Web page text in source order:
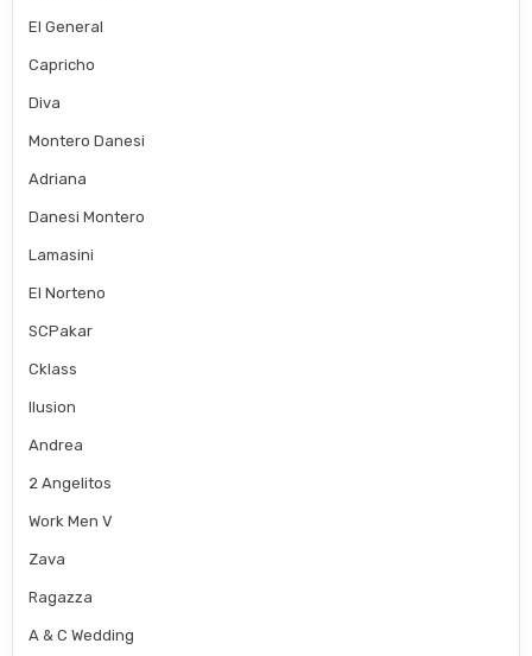
El General
Capricho
Diva
Montero Danesi
Adriana
Danesi Montero
Lamasini
El Norteno
SCPakar
Cklass
Ilusion
Andrea
2 Angelitos
Work Men V
Zava
Ragazza
A & C Wedding